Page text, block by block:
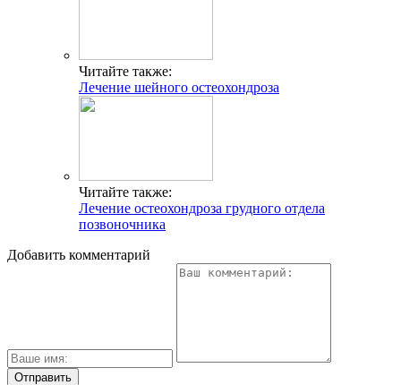
Читайте также:
Лечение шейного остеохондроза
Читайте также:
Лечение остеохондроза грудного отдела
позвоночника
Добавить комментарий